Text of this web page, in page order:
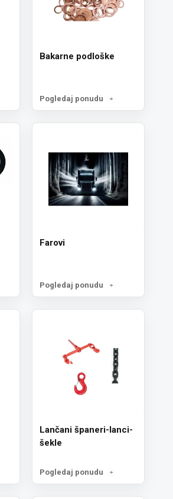
Bakarne podloške
Pogledaj ponudu
Farovi
Pogledaj ponudu
Lančani španeri-lanci-
šekle
Pogledaj ponudu